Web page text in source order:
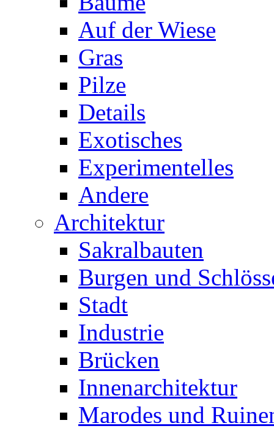
Auf der Wiese
Gras
Pilze
Details
Exotisches
Experimentelles
Andere
Architektur
Sakralbauten
Burgen und
Stadt
Industrie
Brücken
Innenarchitektur
Marodes und